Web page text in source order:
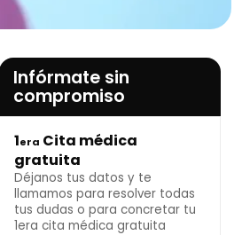
INFÓRMATE AHORA
Infórmate sin
compromiso
1era Cita médica
gratuita
Déjanos tus datos y te
llamamos para resolver todas
tus dudas o para concretar tu
1era cita médica gratuita